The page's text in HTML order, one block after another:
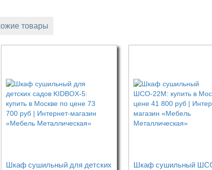
товары
Шкаф сушильный для детских
Шкаф сушильный